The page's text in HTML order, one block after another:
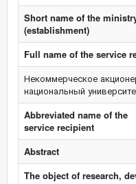
Short name of the
(establishment)
Full name of the service
Некоммерческое
национальный
Abbreviated name of the
service recipient
Abstract
The object of research,